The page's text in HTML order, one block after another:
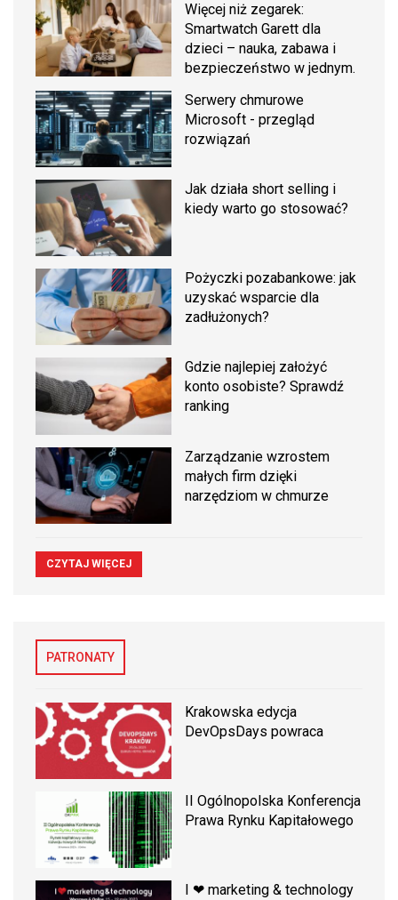
Więcej niż zegarek:
Smartwatch Garett dla
dzieci – nauka, zabawa i
bezpieczeństwo w jednym.
Serwery chmurowe
Microsoft - przegląd
rozwiązań
Jak działa short selling i
kiedy warto go stosować?
Pożyczki pozabankowe: jak
uzyskać wsparcie dla
zadłużonych?
Gdzie najlepiej założyć
konto osobiste? Sprawdź
ranking
Zarządzanie wzrostem
małych firm dzięki
narzędziom w chmurze
CZYTAJ WIĘCEJ
PATRONATY
Krakowska edycja
DevOpsDays powraca
II Ogólnopolska Konferencja
Prawa Rynku Kapitałowego
I ❤ marketing & technology